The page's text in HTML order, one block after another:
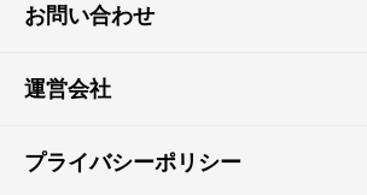
お問い合わせ
運営会社
プライバシーポリシー